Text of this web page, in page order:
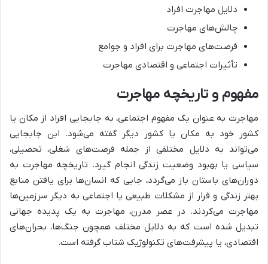
دلایل مهاجرت افراد
چالش‌های مهاجرت
فرصت‌های مهاجرت برای افراد و جوامع
تأثیرات اجتماعی و اقتصادی مهاجرت
مفهوم و تاریخچه مهاجرت
مهاجرت به عنوان یک مفهوم اجتماعی، به جابجایی افراد از مکان یا
کشور خود به مکان یا کشور دیگر گفته می‌شود. این جابجایی
می‌تواند به دلایل مختلفی از جمله فرصت‌های شغلی، تحصیلی،
سیاسی یا بهبود وضعیت زندگی انجام گیرد. تاریخچه مهاجرت به
دوران‌های باستان باز می‌گردد، جایی که انسان‌ها برای یافتن منابع
بهتر زندگی و فرار از مشکلات طبیعی یا اجتماعی به دیگر سرزمین‌ها
مهاجرت می‌کردند. در عصر مدرن، مهاجرت به یک پدیده جهانی
تبدیل شده است که به دلایل مختلف همچون جنگ‌ها، بحران‌های
اقتصادی، یا پیشرفت‌های تکنولوژیک شتاب گرفته است.